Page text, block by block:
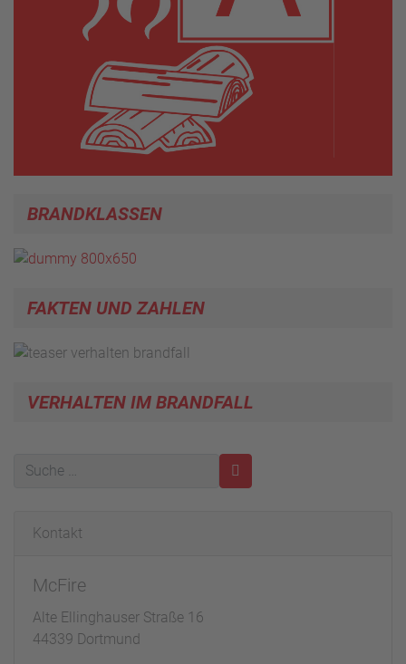
BRANDKLASSEN
FAKTEN UND ZAHLEN
VERHALTEN IM BRANDFALL
Kontakt
McFire
Alte Ellinghauser Straße 16
44339 Dortmund